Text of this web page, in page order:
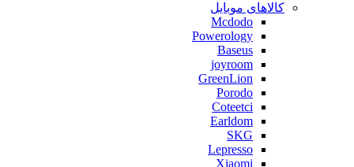
کالاهای موبایل
Mcdodo
Powerology
Baseus
joyroom
GreenLion
Porodo
Coteetci
Earldom
SKG
Lepresso
Xiaomi